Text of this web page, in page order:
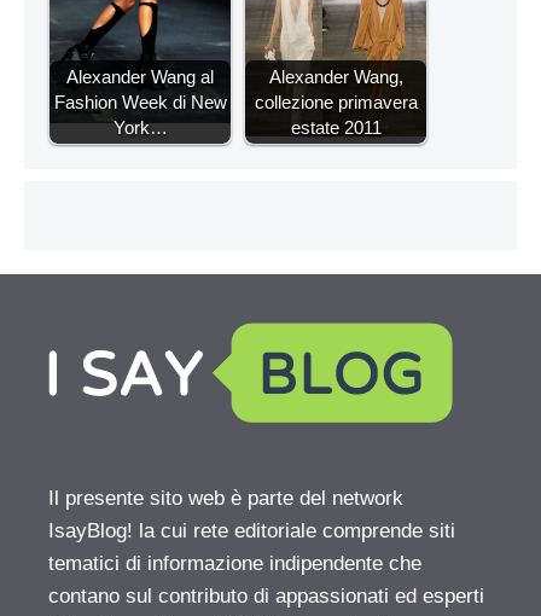
Alexander Wang al
Fashion Week di New
York…
Alexander Wang,
collezione primavera
estate 2011
Il presente sito web è parte del network
IsayBlog! la cui rete editoriale comprende siti
tematici di informazione indipendente che
contano sul contributo di appassionati ed esperti